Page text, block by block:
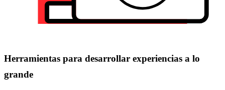
Herramientas para desarrollar experiencias a lo
grande